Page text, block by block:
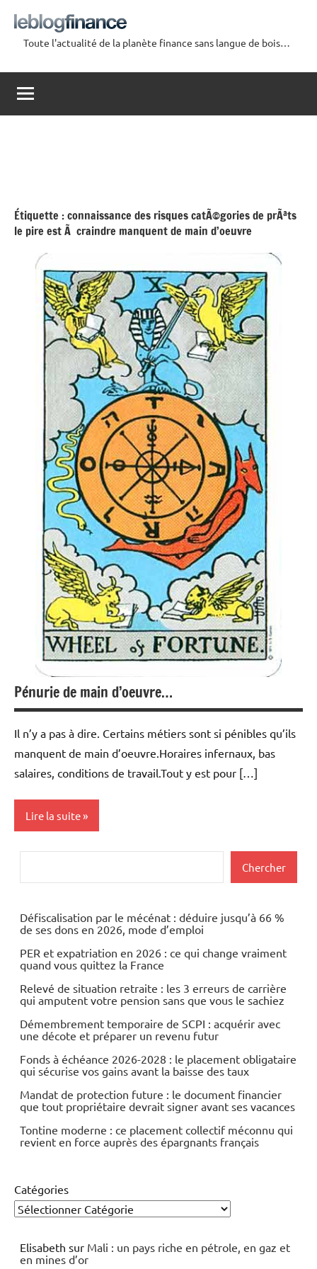
contenu
Blog
Finance
Toute l'actualité de la planète finance sans langue de bois…
Étiquette :connaissance des risques catÃ©gories de prÃªts
le pire est Ã craindre manquent de main d’oeuvre
Pénurie de main d’oeuvre…
Il n’y a pas à dire. Certains métiers sont si pénibles qu’ils
manquent de main d’oeuvre.Horaires infernaux, bas
salaires, conditions de travail.Tout y est pour […]
Lire la suite
Economie
Immobilier
Chercher
Défiscalisation par le mécénat : déduire jusqu’à 66 %
de ses dons en 2026, mode d’emploi
PER et expatriation en 2026 : ce qui change vraiment
quand vous quittez la France
Relevé de situation retraite : les 3 erreurs de carrière
qui amputent votre pension sans que vous le sachiez
Démembrement temporaire de SCPI : acquérir avec
une décote et préparer un revenu futur
Fonds à échéance 2026-2028 : le placement obligataire
qui sécurise vos gains avant la baisse des taux
Mandat de protection future : le document financier
que tout propriétaire devrait signer avant ses vacances
Tontine moderne : ce placement collectif méconnu qui
revient en force auprès des épargnants français
Catégories
Elisabeth sur Mali : un pays riche en pétrole, en gaz et
en mines d’or